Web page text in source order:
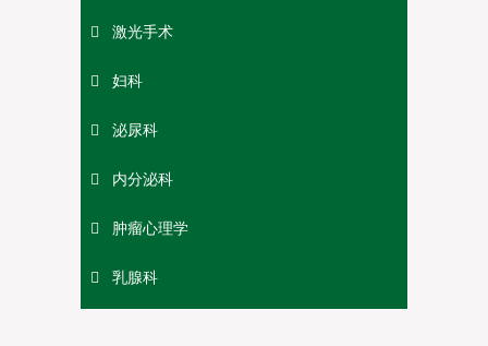
激光手术
妇科
泌尿科
内分泌科
肿瘤心理学
乳腺科